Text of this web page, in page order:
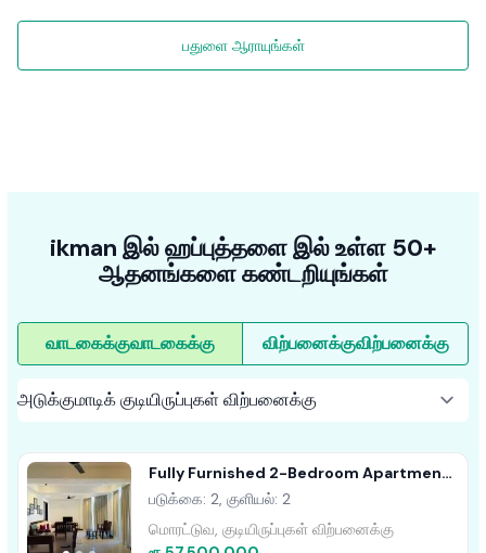
பதுளை ஆராயுங்கள்
ikman இல் ஹப்புத்தளை இல் உள்ள 50+
ஆதனங்களை கண்டறியுங்கள்
வாடகைக்குவாடகைக்கு விற்பனைக்குவிற்பனைக்கு
Fully Furnished 2-Bedroom Apartment
For Sale In Nilaveli
படுக்கை: 2, குளியல்: 2
மொரட்டுவ, குடியிருப்புகள் விற்பனைக்கு